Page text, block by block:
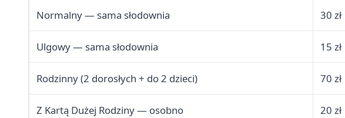
Normalny — sama słodownia 30 zł
Ulgowy — sama słodownia 15 zł
Rodzinny (2 dorosłych + do 2 dzieci) 70 zł
Z Kartą Dużej Rodziny — osobno 20 zł